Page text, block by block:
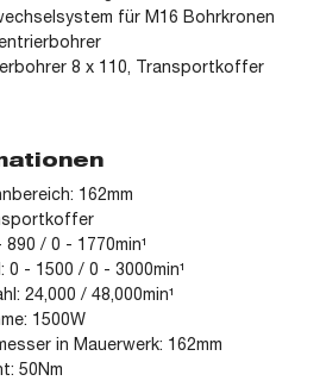
für M16 Bohrkronen
8 x 110, Transportkoffer
162mm
/ 0 - 1770min¹
0 - 1500 / 0 - 3000min¹
24,000 / 48,000min¹
1500W
in Mauerwerk: 162mm
50Nm